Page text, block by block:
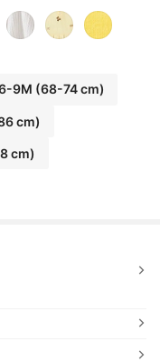
9M (68-74 cm)
cm)
cm)